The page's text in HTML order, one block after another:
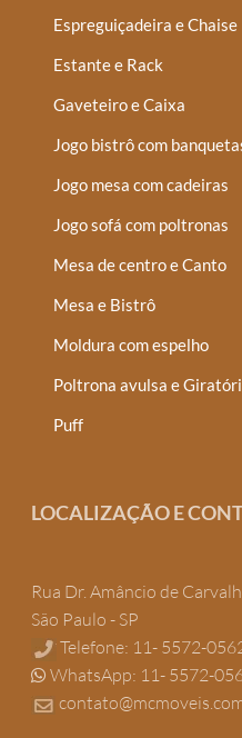
Espreguiçadeira e Chaise
Estante e Rack
Gaveteiro e Caixa
Jogo bistrô com
Jogo mesa com cadeiras
Jogo sofá com poltronas
Mesa de centro e Canto
Mesa e Bistrô
Moldura com espelho
Poltrona avulsa e
Puff
LOCALIZAÇÃO E
Rua Dr. Amâncio de
São Paulo - SP
Telefone: 11- 5572-
WhatsApp: 11- 5572-